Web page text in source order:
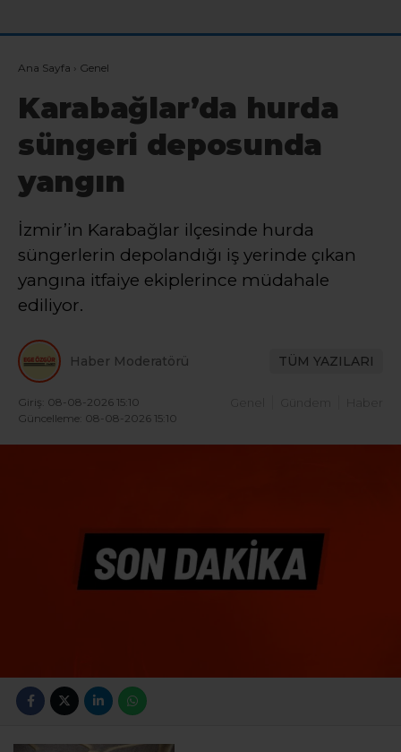
Ana Sayfa › Genel
Karabağlar’da hurda
süngeri deposunda
yangın
İzmir’in Karabağlar ilçesinde hurda
süngerlerin depolandığı iş yerinde çıkan
yangına itfaiye ekiplerince müdahale
ediliyor.
Haber Moderatörü TÜM YAZILARI
Giriş: 08-08-2026 15:10
Güncelleme: 08-08-2026 15:10
Gündem Haber